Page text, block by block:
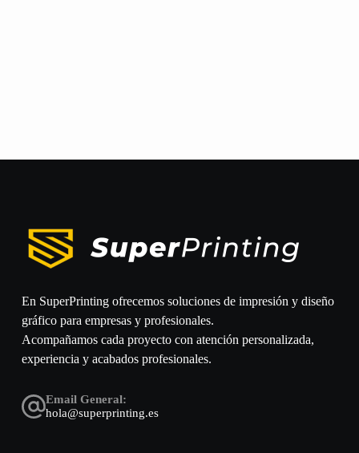
En SuperPrinting ofrecemos soluciones de impresión y diseño
gráfico para empresas y profesionales.
Acompañamos cada proyecto con atención personalizada,
experiencia y acabados profesionales.
Email General:
hola@superprinting.es